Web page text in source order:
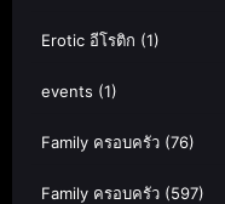
Erotic อีโรติก (1)
events (1)
Family ครอบครัว (76)
Family ครอบครัว (597)